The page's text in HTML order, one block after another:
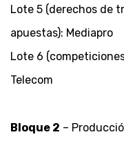
Lote 5 (derechos de
apuestas): Mediapro
Lote 6
Telecom
Bloque 2 –